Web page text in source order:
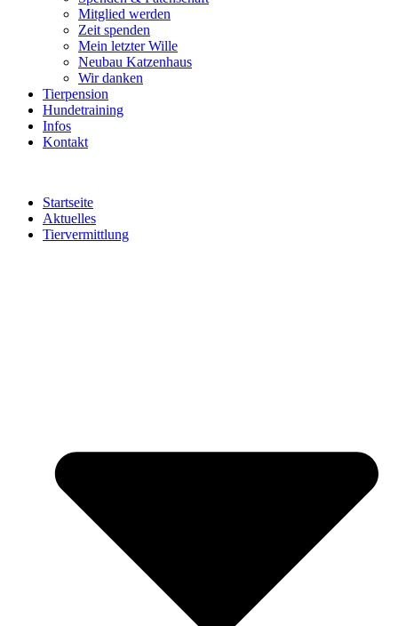
Mitglied werden
Zeit spenden
Mein letzter Wille
Neubau Katzenhaus
Wir danken
Tierpension
Hundetraining
Infos
Kontakt
Startseite
Aktuelles
Tiervermittlung